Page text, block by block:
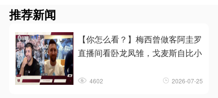
推荐新闻
【你怎么看？】梅西曾做客阿圭罗
直播间看卧龙凤雏，戈麦斯自比小
4602 2026-07-25